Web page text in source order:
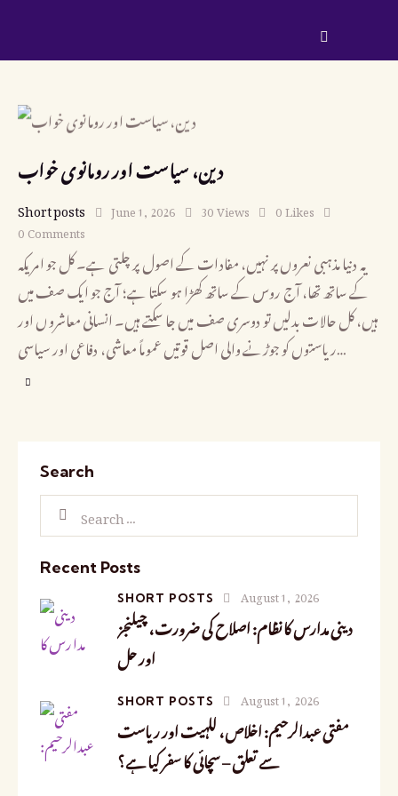
دین، سیاست اور رومانوی خواب
Short posts June 1, 2026 30Views 0Likes
0Comments
یہ دنیا مذہبی نعروں پر نہیں، مفادات کے اصول پر چلتی ہے۔ کل جو امریکہ
کے ساتھ تھا، آج روس کے ساتھ کھڑا ہو سکتا ہے؛ آج جو ایک صف میں
ہیں، کل حالات بدلیں تو دوسری صف میں جا سکتے ہیں۔ انسانی معاشروں اور
ریاستوں کو جوڑنے والی اصل قوتیں عموماً معاشی، دفاعی اور سیاسی…
Search
Recent Posts
SHORT POSTS August 1, 2026
دینی مدارس کا نظام: اصلاح کی ضرورت، چیلنجز
اور حل
SHORT POSTS August 1, 2026
مفتی عبدالرحیم: اخلاص، للہیت اور ریاست
سے تعلق – سچائی کا سفر کیا ہے؟